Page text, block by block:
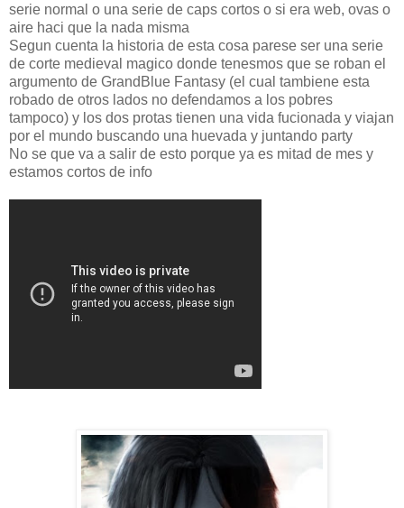
serie normal o una serie de caps cortos o si era web, ovas o
aire haci que la nada misma
Segun cuenta la historia de esta cosa parese ser una serie
de corte medieval magico donde tenesmos que se roban el
argumento de GrandBlue Fantasy (el cual tambiene esta
robado de otros lados no defendamos a los pobres
tampoco) y los dos protas tienen una vida fucionada y viajan
por el mundo buscando una huevada y juntando party
No se que va a salir de esto porque ya es mitad de mes y
estamos cortos de info